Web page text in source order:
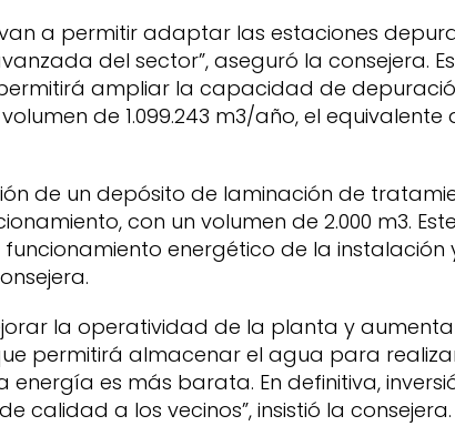
a permitir adaptar las estaciones
del sector”, aseguró la consejera.
permitirá ampliar la capacidad de
de 1.099.243 m3/año, el
de un depósito de laminación de
con un volumen de 2.000 m3.
energético de la instalación
la operatividad de la planta y
permitirá almacenar el agua para
energía es más barata. En definitiva,
calidad a los vecinos”, insistió la consejera.